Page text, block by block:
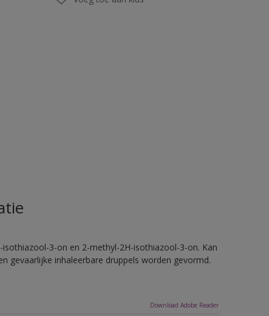
3-on en 2-methyl-2H-isothiazool-3-on. Kan
gevaarlijke inhaleerbare druppels worden gevormd.
Download Adobe Reader